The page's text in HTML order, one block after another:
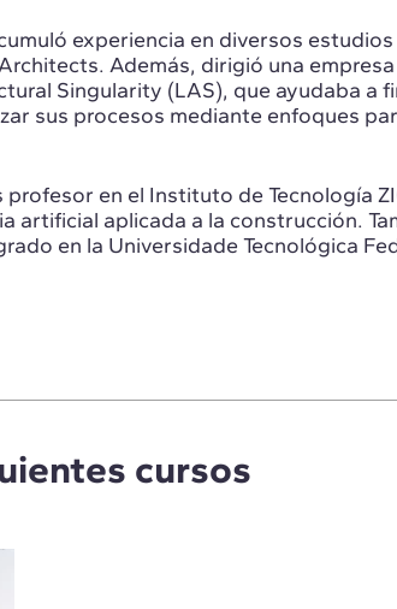
experiencia en diversos estudios
Además, dirigió una
Singularity (LAS), que ayudaba a
sus procesos mediante enfoques
en el Instituto de Tecnología
artificial aplicada a la construcción.
en la Universidade Tecnológica
cursos